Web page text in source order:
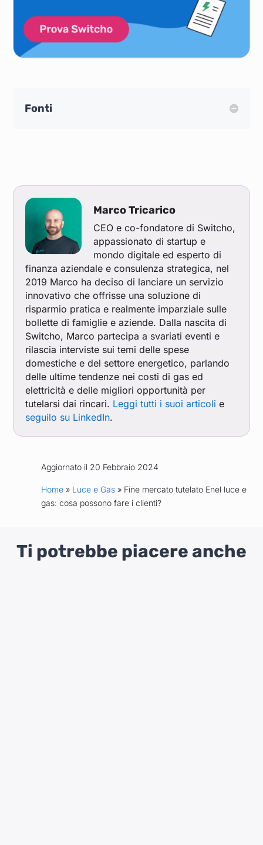
Fonti
Marco Tricarico
CEO e co-fondatore di Switcho,
appassionato di startup e
mondo digitale ed esperto di
finanza aziendale e consulenza strategica, nel
2019 Marco ha deciso di lanciare un servizio
innovativo che offrisse una soluzione di
risparmio pratica e realmente imparziale sulle
bollette di famiglie e aziende. Dalla nascita di
Switcho, Marco partecipa a svariati eventi e
rilascia interviste sui temi delle spese
domestiche e del settore energetico, parlando
delle ultime tendenze nei costi di gas ed
elettricità e delle migliori opportunità per
tutelarsi dai rincari. Leggi tutti i suoi articoli e
seguilo su LinkedIn.
Aggiornato il 20 Febbraio 2024
Home» Luce e Gas» Fine mercato tutelato Enel luce e
gas: cosa possono fare i clienti?
Ti potrebbe piacere anche